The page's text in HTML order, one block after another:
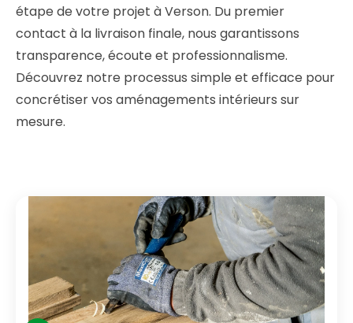
étape de votre projet à Verson. Du premier
contact à la livraison finale, nous garantissons
transparence, écoute et professionnalisme.
Découvrez notre processus simple et efficace pour
concrétiser vos aménagements intérieurs sur
mesure.